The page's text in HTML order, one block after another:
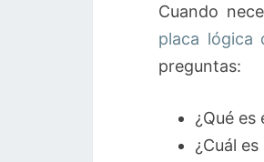
Cuando
placa lógica
preguntas:
¿Qué es
¿Cuál